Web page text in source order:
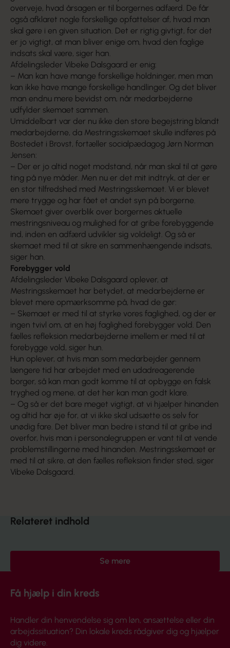
overveje, hvad årsagen er til borgernes adfærd. De får
også afklaret nogle forskellige opfattelser af, hvad man
skal gøre i en given situation. Det er rigtig givtigt, for det
er jo vigtigt, at man bliver enige om, hvad den faglige
indsats skal være, siger han.
Afdelingsleder Vibeke Dalsgaard er enig:
– Man kan have mange forskellige holdninger, men man
kan ikke have mange forskellige handlinger. Og det bliver
man endnu mere bevidst om, når medarbejderne
udfylder skemaet sammen.
Umiddelbart var der nu ikke den store begejstring blandt
medarbejderne, da Mestringsskemaet skulle indføres på
Bostedet i Brovst, fortæller socialpædagog Jørn Norman
Jensen:
– Der er jo altid noget modstand, når man skal til at gøre
ting på nye måder. Men nu er det mit indtryk, at der er
en stor tilfredshed med Mestringsskemaet. Vi er blevet
mere trygge og har fået et andet syn på borgerne.
Skemaet giver overblik over borgernes aktuelle
mestringsniveau og mulighed for at gribe forebyggende
ind, inden en adfærd udvikler sig voldeligt. Og så er
skemaet med til at sikre en sammenhængende indsats,
siger han.
Forebygger vold
Afdelingsleder Vibeke Dalsgaard oplever, at
Mestringsskemaet har betydet, at medarbejderne er
blevet mere opmærksomme på, hvad de gør:
– Skemaet er med til at styrke vores faglighed, og der er
ingen tvivl om, at en høj faglighed forebygger vold. Den
fælles refleksion medarbejderne imellem er med til at
forebygge vold, siger hun.
Hun oplever, at hvis man som medarbejder gennem
længere tid har arbejdet med en udadreagerende
borger, så kan man godt komme til at opbygge en falsk
tryghed og mene, at det her kan man godt klare.
– Og så er det bare meget vigtigt, at vi hjælper hinanden
og altid har øje for, at vi ikke skal udsætte os selv for
unødig fare. Det bliver man bedre i stand til at gribe ind
overfor, hvis man i personalegruppen er vant til at vende
problemstillingerne med hinanden. Mestringsskemaet er
med til at sikre, at den fælles refleksion finder sted, siger
Vibeke Dalsgaard.
Relateret indhold
Se mere
Få hjælp i din kreds
Handler din henvendelse sig om løn, ansættelse eller din
arbejdssituation? Din lokale kreds rådgiver dig og hjælper
dig videre.